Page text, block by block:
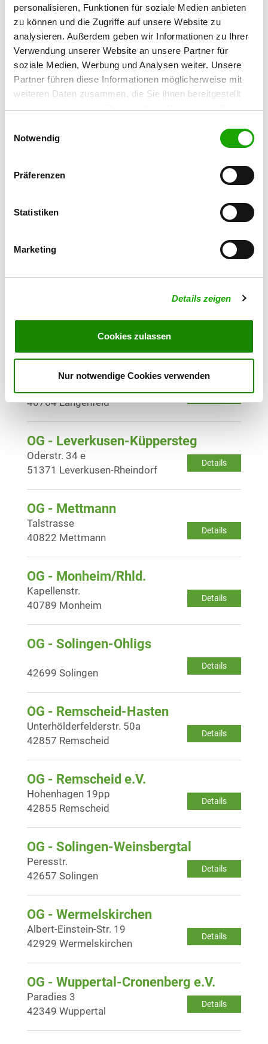
personalisieren, Funktionen für soziale Medien anbieten
zu können und die Zugriffe auf unsere Website zu
analysieren. Außerdem geben wir Informationen zu Ihrer
Verwendung unserer Website an unsere Partner für
soziale Medien, Werbung und Analysen weiter. Unsere
Partner führen diese Informationen möglicherweise mit
weiteren Daten zusammen, die Sie ihnen bereitgestellt
haben oder die sie im Rahmen Ihrer Nutzung der Dienste
Cookies, wenn Sie unsere Webseite weiterhin nutzen.
Notwendig
Präferenzen
Statistiken
Marketing
Details zeigen
Cookies zulassen
Nur notwendige Cookies verwenden
OG - Köln-Dellbrück/Ostheim
Details
Mielenforster Kirchweg
51109 Köln-Merheim
OG - Köln-Nippes
Details
Simonskaul 79
Langeler Weg 100
OG - Langenfeld/Rhld.
Details
40764 Langenfeld
OG - Leverkusen-Küppersteg
Details
Oderstr. 34 e
51371 Leverkusen-Rheindorf
OG - Mettmann
Details
Talstrasse
40822 Mettmann
OG - Monheim/Rhld.
Details
Kapellenstr.
40789 Monheim
OG - Solingen-Ohligs
Details
42699 Solingen
OG - Remscheid-Hasten
Details
Unterhölderfelderstr. 50a
42857 Remscheid
OG - Remscheid e.V.
Details
Hohenhagen 19pp
42855 Remscheid
OG - Solingen-Weinsbergtal
Details
Peresstr.
42657 Solingen
OG - Wermelskirchen
Details
Albert-Einstein-Str. 19
42929 Wermelskirchen
OG - Wuppertal-Cronenberg e.V.
Details
Paradies 3
42349 Wuppertal